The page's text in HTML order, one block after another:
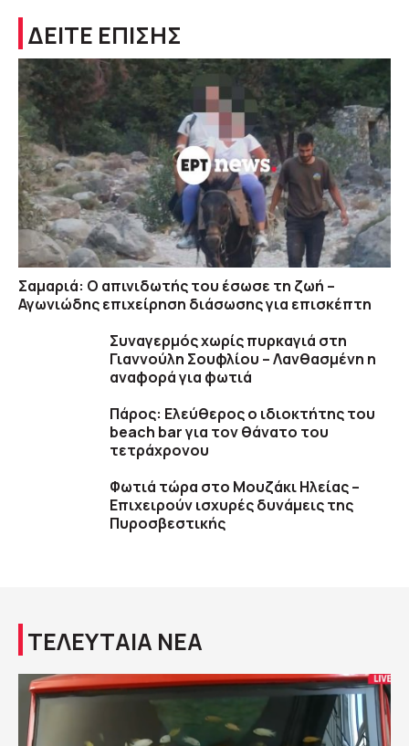
ΔΕΙΤΕ ΕΠΙΣΗΣ
Σαμαριά: Ο απινιδωτής του έσωσε τη ζωή –
Αγωνιώδης επιχείρηση διάσωσης για επισκέπτη
Συναγερμός χωρίς πυρκαγιά στη
Γιαννούλη Σουφλίου – Λανθασμένη η
αναφορά για φωτιά
Πάρος: Ελεύθερος ο ιδιοκτήτης του
beach bar για τον θάνατο του
τετράχρονου
Φωτιά τώρα στο Μουζάκι Ηλείας –
Επιχειρούν ισχυρές δυνάμεις της
Πυροσβεστικής
ΤΕΛΕΥΤΑΙΑ ΝΕΑ